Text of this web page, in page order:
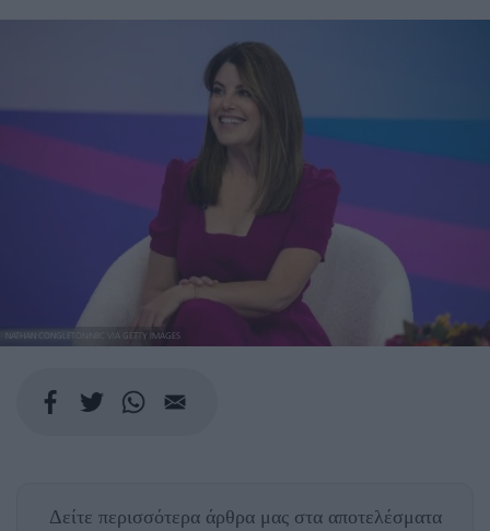
NATHAN CONGLETON/NBC VIA GETTY IMAGES
Δείτε περισσότερα άρθρα μας στα αποτελέσματα